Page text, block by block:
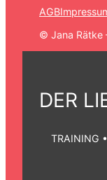
AGB
©️ Jana Rätke
DER
TRAINING